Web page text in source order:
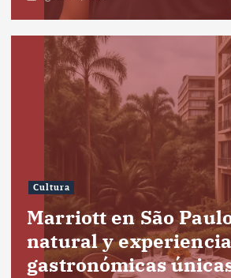
Cultura
Marriott en São
natural y
gastronómicas